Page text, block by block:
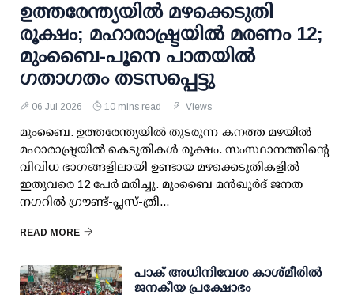
ഉത്തരേന്ത്യയിൽ മഴക്കെടുതി
രൂക്ഷം; മഹാരാഷ്ട്രയിൽ മരണം 12;
മുംബൈ-പൂനെ പാതയിൽ
ഗതാഗതം തടസപ്പെട്ടു
06 Jul 2026 10 mins read Views
മുംബൈ: ഉത്തരേന്ത്യയിൽ തുടരുന്ന കനത്ത മഴയിൽ
മഹാരാഷ്ട്രയിൽ കെടുതികൾ രൂക്ഷം. സംസ്ഥാനത്തിന്റെ
വിവിധ ഭാഗങ്ങളിലായി ഉണ്ടായ മഴക്കെടുതികളിൽ
ഇതുവരെ 12 പേർ മരിച്ചു. മുംബൈ മൻഖുർദ് ജനത
നഗറിൽ ഗ്രൗണ്ട്-പ്ലസ്-ത്രീ...
READ MORE
പാക് അധിനിവേശ കാശ്മീരില്‍
ജനകീയ പ്രക്ഷോഭം